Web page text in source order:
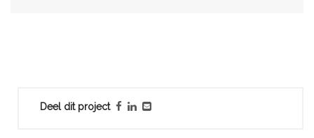
Deel dit project